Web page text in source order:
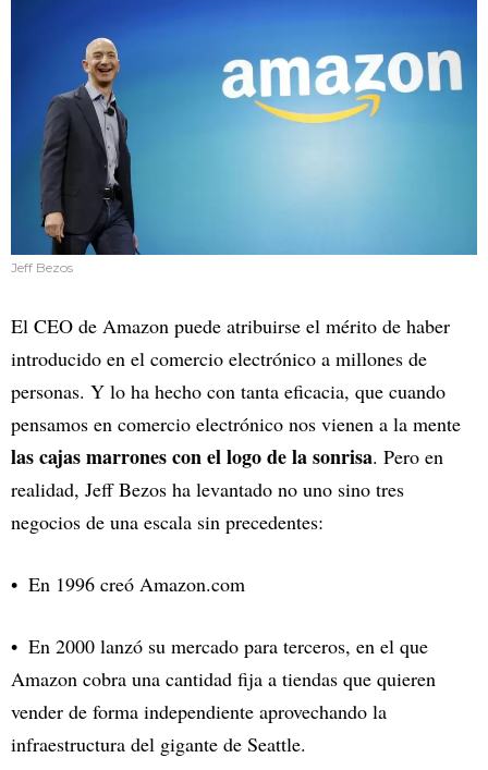
Jeff Bezos
El CEO de Amazon puede atribuirse el mérito de haber
introducido en el comercio electrónico a millones de
personas. Y lo ha hecho con tanta eficacia, que cuando
pensamos en comercio electrónico nos vienen a la mente
las cajas marrones con el logo de la sonrisa. Pero en
realidad, Jeff Bezos ha levantado no uno sino tres
negocios de una escala sin precedentes:
En 1996 creó Amazon.com
En 2000 lanzó su mercado para terceros, en el que
Amazon cobra una cantidad fija a tiendas que quieren
vender de forma independiente aprovechando la
infraestructura del gigante de Seattle.